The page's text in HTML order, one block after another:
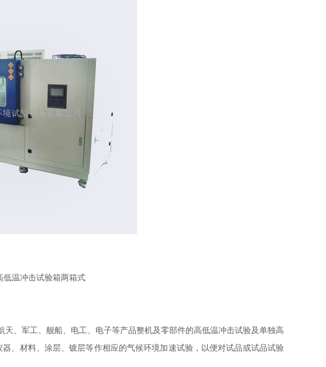
温冲击试验箱两箱式
军工、舰船、电工、电子等产品整机及零部件的高低温冲击试验及单独高
、材料、涂层、镀层等作相应的气候环境加速试验，以便对试品或试品试验